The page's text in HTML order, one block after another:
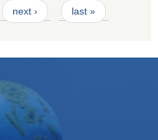
next › last »